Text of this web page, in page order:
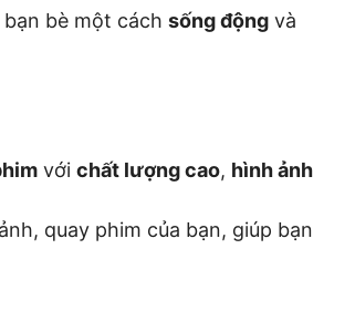
bè một cách sống động và
với chất lượng cao, hình ảnh
quay phim của bạn, giúp bạn